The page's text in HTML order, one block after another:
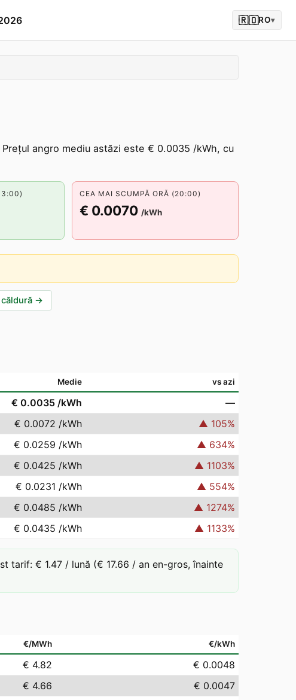
🇷🇴RO▾
Prețul angro mediu astăzi este € 0.0035 /kWh, cu
CEA MAI SCUMPĂ ORĂ (20:00)
€ 0.0070 /kWh
→
Medie vs azi
€ 0.0035 /kWh
—
€ 0.0072 /kWh ▲ 105%
€ 0.0259 /kWh ▲ 634%
€ 0.0425 /kWh ▲ 1103%
€ 0.0231 /kWh ▲ 554%
€ 0.0485 /kWh ▲ 1274%
€ 0.0435 /kWh ▲ 1133%
tarif: € 1.47 / lună (€ 17.66 / an en-gros, înainte
€/MWh €/kWh
€ 4.82
€ 0.0048
€ 4.66
€ 0.0047